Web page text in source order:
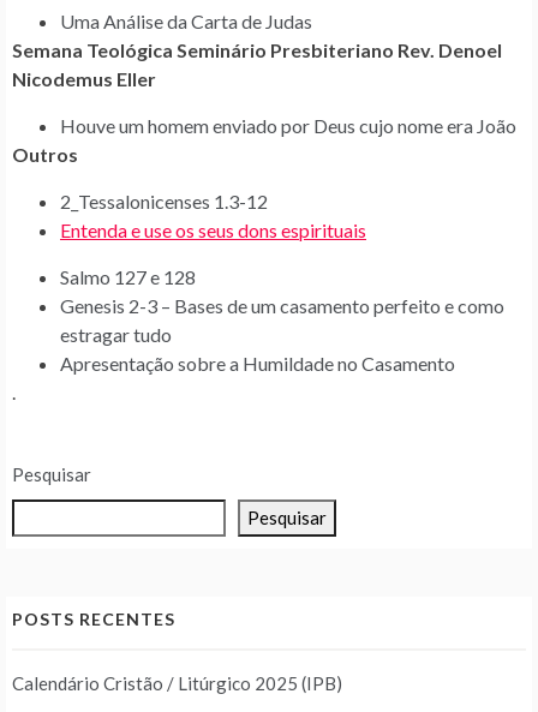
Uma Análise da Carta de Judas
Semana Teológica Seminário Presbiteriano Rev. Denoel
Nicodemus Eller
Houve um homem enviado por Deus cujo nome era João
Outros
2_Tessalonicenses 1.3-12
Entenda e use os seus dons espirituais
Salmo 127 e 128
Genesis 2-3 – Bases de um casamento perfeito e como
estragar tudo
Apresentação sobre a Humildade no Casamento
.
Pesquisar
Pesquisar
POSTS RECENTES
Calendário Cristão / Litúrgico 2025 (IPB)